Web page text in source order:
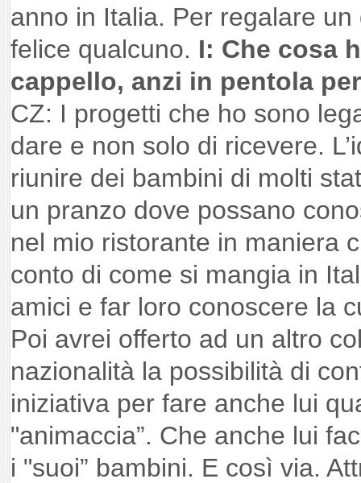
anno in Italia. Per regalare
felice qualcuno. I: Che cosa
cappello, anzi in pentola
CZ: I progetti che ho sono
dare e non solo di ricevere.
riunire dei bambini di molti
un pranzo dove possano
nel mio ristorante in maniera
conto di come si mangia in
amici e far loro conoscere la
Poi avrei offerto ad un altro
nazionalità la possibilità di
iniziativa per fare anche lui
"animaccia”. Che anche lui
i "suoi” bambini. E così via.